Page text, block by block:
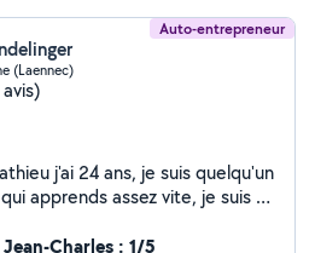
Auto-entrepreneur
(Laennec)
j'ai 24 ans, je suis quelqu'un
apprends assez vite, je suis à
d'aide n'hésitez pas à faire
Charles : 1/5